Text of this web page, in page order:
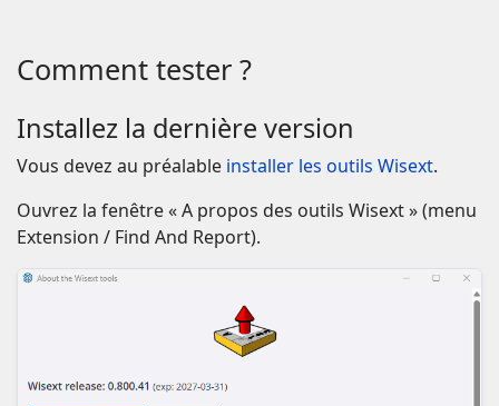
Comment tester ?
Installez la dernière version
Vous devez au préalable installer les outils Wisext.
Ouvrez la fenêtre « A propos des outils Wisext » (menu
Extension / Find And Report).